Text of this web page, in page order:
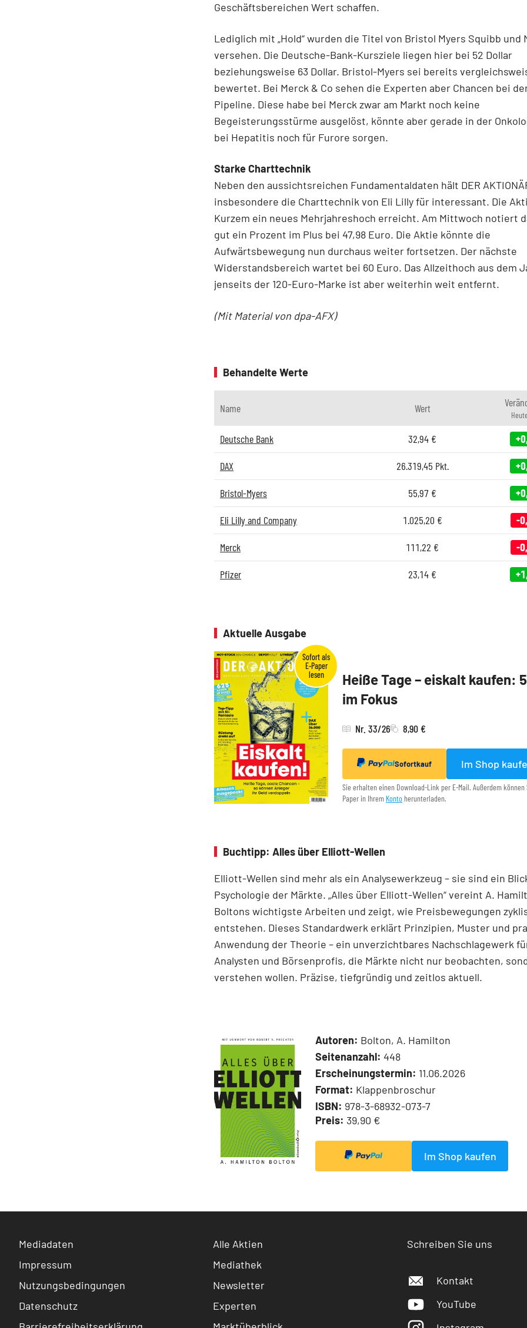
Geschäftsbereichen Wert schaffen.
Lediglich mit „Hold“ wurden die Titel von Bristol Myers Squibb und
versehen. Die Deutsche-Bank-Kursziele liegen hier bei 52 Dollar
beziehungsweise 63 Dollar. Bristol-Myers sei bereits
bewertet. Bei Merck & Co sehen die Experten aber Chancen bei
Pipeline. Diese habe bei Merck zwar am Markt noch keine
Begeisterungsstürme ausgelöst, könnte aber gerade in der
bei Hepatitis noch für Furore sorgen.
Starke Charttechnik
Neben den aussichtsreichen Fundamentaldaten hält DER
insbesondere die Charttechnik von Eli Lilly für interessant. Die
Kurzem ein neues Mehrjahreshoch erreicht. Am Mittwoch notiert
gut ein Prozent im Plus bei 47,98 Euro. Die Aktie könnte die
Aufwärtsbewegung nun durchaus weiter fortsetzen. Der nächste
Widerstandsbereich wartet bei 60 Euro. Das Allzeithoch aus dem
jenseits der 120-Euro-Marke ist aber weiterhin weit entfernt.
(Mit Material von dpa-AFX)
Behandelte Werte
Name Wert
Deutsche Bank 32,94 €
DAX 26.319,45 Pkt.
Bristol-Myers 55,97 €
Eli Lilly and Company 1.025,20 € -
Merck 111,22 € -
Pfizer 23,14 €
Aktuelle Ausgabe
Heiße Tage – eiskalt kaufen:
im Fokus
Nr. 33/26 8,90 €
Sofortkauf Im Shop
Sie erhalten einen Download-Link per E-Mail. Außerdem
Paper in Ihrem Konto herunterladen.
Buchtipp: Alles über Elliott-Wellen
Elliott-Wellen sind mehr als ein Analysewerkzeug – sie sind ein
Psychologie der Märkte. „Alles über Elliott-Wellen“ vereint A.
Boltons wichtigste Arbeiten und zeigt, wie Preisbewegungen
entstehen. Dieses Standardwerk erklärt Prinzipien, Muster und
Anwendung der Theorie – ein unverzichtbares Nachschlagewerk
Analysten und Börsenprofis, die Märkte nicht nur beobachten,
verstehen wollen. Präzise, tiefgründig und zeitlos aktuell.
Autoren: Bolton, A. Hamilton
Seitenanzahl: 448
Erscheinungstermin: 11.06.2026
Format: Klappenbroschur
ISBN: 978-3-68932-073-7
Preis: 39,90 €
Im Shop kaufen
Mediadaten
Impressum
Nutzungsbedingungen
Datenschutz
Alle Aktien
Mediathek
Newsletter
Experten
Schreiben Sie uns
Kontakt
YouTube